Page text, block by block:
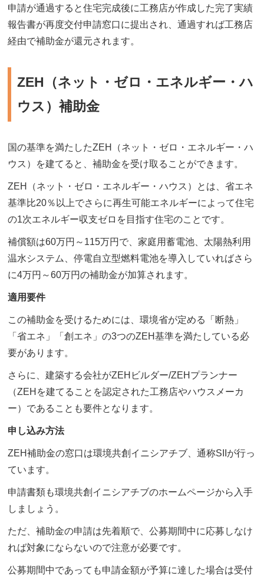
申請が通過すると住宅完成後に工務店が作成した完了実績
報告書が再度交付申請窓口に提出され、通過すれば工務店
経由で補助金が還元されます。
ZEH（ネット・ゼロ・エネルギー・ハ
ウス）補助金
国の基準を満たしたZEH（ネット・ゼロ・エネルギー・ハ
ウス）を建てると、補助金を受け取ることができます。
ZEH（ネット・ゼロ・エネルギー・ハウス）とは、省エネ
基準比20％以上でさらに再生可能エネルギーによって住宅
の1次エネルギー収支ゼロを目指す住宅のことです。
補償額は60万円～115万円で、家庭用蓄電池、太陽熱利用
温水システム、停電自立型燃料電池を導入していればさら
に4万円～60万円の補助金が加算されます。
適用要件
この補助金を受けるためには、環境省が定める「断熱」
「省エネ」「創エネ」の3つのZEH基準を満たしている必
要があります。
さらに、建築する会社がZEHビルダー/ZEHプランナー
（ZEHを建てることを認定された工務店やハウスメーカ
ー）であることも要件となります。
申し込み方法
ZEH補助金の窓口は環境共創イニシアチブ、通称SIIが行っ
ています。
申請書類も環境共創イニシアチブのホームページから入手
しましょう。
ただ、補助金の申請は先着順で、公募期間中に応募しなけ
れば対象にならないので注意が必要です。
公募期間中であっても申請金額が予算に達した場合は受付